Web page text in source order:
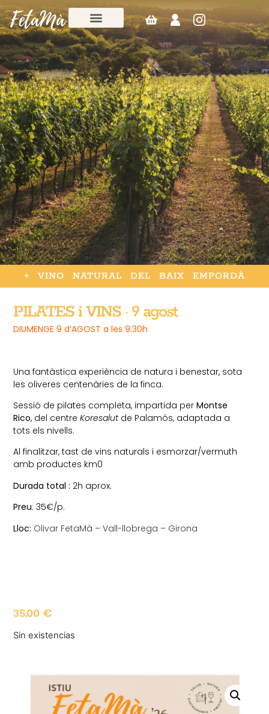
+ VINO NATURAL DEL BAIX EMPORDÀ
PILATES i VINS · 9 agost
DIUMENGE 9 d’AGOST a les 9:30h
Una fantàstica experiència de natura i benestar, sota
les oliveres centenàries de la finca.
Sessió de pilates completa, impartida perMontse
Rico, del centreKoresalut de Palamós, adaptada a
tots els nivells.
Al finalitzar, tast de vins naturals i esmorzar/vermuth
amb productes km0
Durada total : 2h aprox.
Preu: 35€/p.
Lloc: Olivar FetaMà – Vall-llobrega – Girona
35,00€
Sin existencias